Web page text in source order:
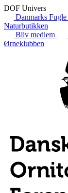
DOF Univers
Danmarks Fugle
Naturbutikken
Bliv medlem
Ørneklubben